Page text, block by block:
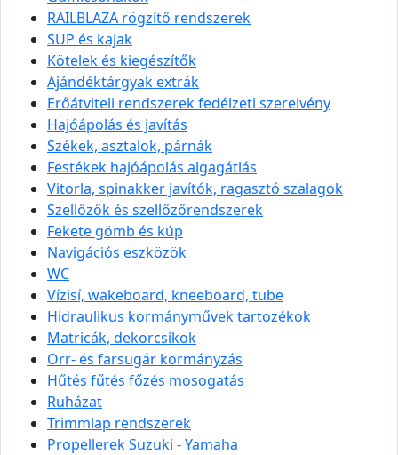
RAILBLAZA rögzítő rendszerek
SUP és kajak
Kötelek és kiegészítők
Ajándéktárgyak extrák
Erőátviteli rendszerek fedélzeti szerelvény
Hajóápolás és javítás
Székek, asztalok, párnák
Festékek hajóápolás algagátlás
Vitorla, spinakker javítók, ragasztó szalagok
Szellőzők és szellőzőrendszerek
Fekete gömb és kúp
Navigációs eszközök
WC
Vízisí, wakeboard, kneeboard, tube
Hidraulikus kormányművek tartozékok
Matricák, dekorcsíkok
Orr- és farsugár kormányzás
Hűtés fűtés főzés mosogatás
Ruházat
Trimmlap rendszerek
Propellerek Suzuki - Yamaha